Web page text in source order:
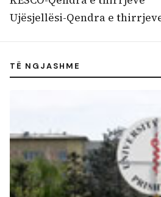
Ujësjellësi-Qendra e
TË NGJASHME